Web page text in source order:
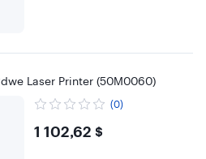
Laser Printer (50M0060)
(0)
$1102.62
1 102,62 $